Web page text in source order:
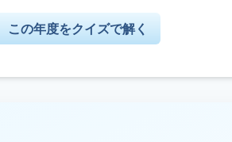
この年度をクイズで解く